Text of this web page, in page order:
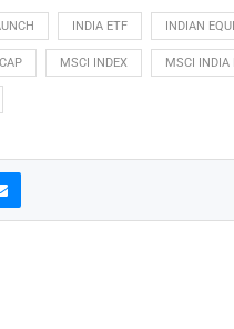
INDIA ETF INDIAN
MSCI INDEX MSCI INDIA